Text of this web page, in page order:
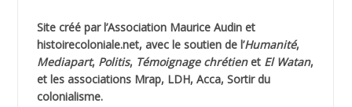
AHLOUCHE Mabrouk *
AIBLIED Ahmed
Site créé par l’Association Maurice Audinet
histoirecoloniale.net, avec le soutien de l’Humanité,
Mediapart, Politis, Témoignage chrétienet El Watan,
et les associations Mrap, LDH, Acca, Sortir du
colonialisme.